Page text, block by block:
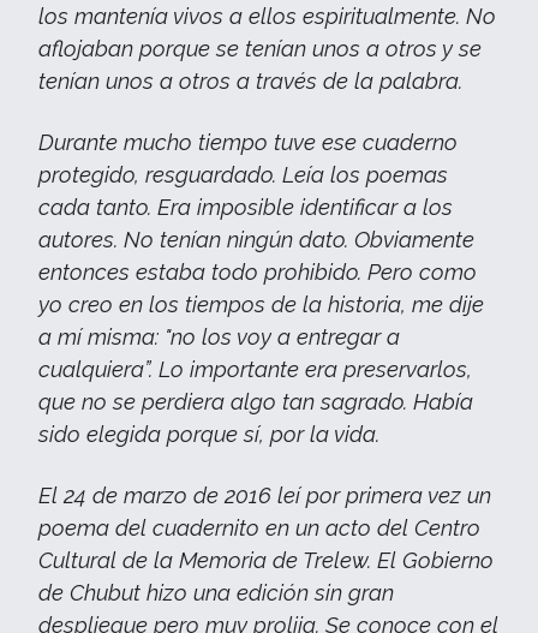
los mantenía vivos a ellos espiritualmente. No
aflojaban porque se tenían unos a otros y se
tenían unos a otros a través de la palabra.
Durante mucho tiempo tuve ese cuaderno
protegido, resguardado. Leía los poemas
cada tanto. Era imposible identificar a los
autores. No tenían ningún dato. Obviamente
entonces estaba todo prohibido. Pero como
yo creo en los tiempos de la historia, me dije
a mí misma: "no los voy a entregar a
cualquiera”. Lo importante era preservarlos,
que no se perdiera algo tan sagrado. Había
sido elegida porque sí, por la vida.
El 24 de marzo de 2016 leí por primera vez un
poema del cuadernito en un acto del Centro
Cultural de la Memoria de Trelew. El Gobierno
de Chubut hizo una edición sin gran
despliegue pero muy prolija. Se conoce con el